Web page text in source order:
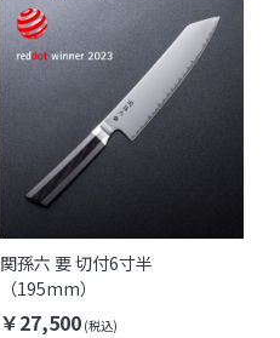
関孫六 要 切付6寸半
（195mm）
￥27,500